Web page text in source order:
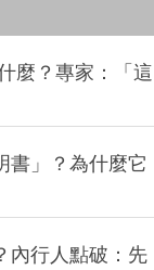
麼？專家：「這
書」？為什麼它
內行人點破：先